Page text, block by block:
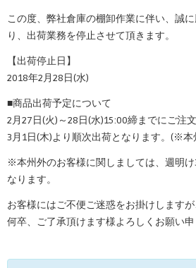
この度、弊社倉庫の棚卸作業に伴い、誠
り、出荷業務を停止させて頂きます。
【出荷停止日】
2018年2月28日(水)
■商品出荷予定について
2月27日(火)～28日(水)15:00締までにご注
3月1日(木)より順次出荷となります。(※本
※本州外のお客様に関しましては、週明け
なります。
お客様にはご不便ご迷惑をお掛けしますが
何卒、ご了承頂けます様よろしくお願い申